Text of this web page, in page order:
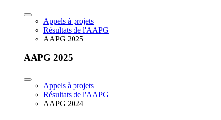
Appels à projets
Résultats de l'AAPG
AAPG 2025
AAPG 2025
Appels à projets
Résultats de l'AAPG
AAPG 2024